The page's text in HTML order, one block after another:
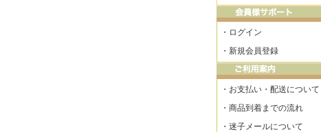
・ ログイン
・ 新規会員登録
・ お支払い・配送について
・ 商品到着までの流れ
・ 迷子メールについて